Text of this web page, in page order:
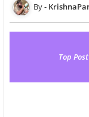
Top